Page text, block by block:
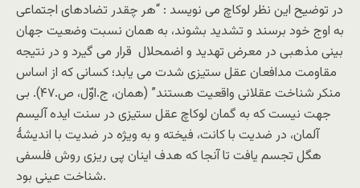
در توضیح این نظر لوکاچ می نویسد : “هر چقدر تضادهای اجتماعی
به اوج خود برسند و تشدید بشوند، به همان نسبت وضعیت جهان
بینی مذهبی در معرض تهدید و اضمحلال قرار می گیرد و در نتیجه
مقاومت مدافعان عقل ستیزی شدت می یابد؛ کسانی که از اساس
منکر شناخت عقلانی واقعیت هستند” (همان، ج.اوّل، ص.۴۷). بی
جهت نیست که به گمان لوکاچ عقل ستیزی در سنت ایده آلیسم
آلمان، در ضدیت با کانت، فیخته و به ویژه در ضدیت با اندیشۀ
هگل تجسم یافت تا آنجا که هدف اینان پی ریزی روش فلسفی
شناخت عینی بود.